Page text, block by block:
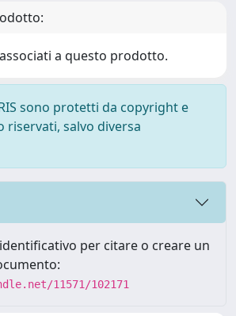
a questo prodotto.
sono protetti da copyright e
salvo diversa
per citare o creare un
11571/102171